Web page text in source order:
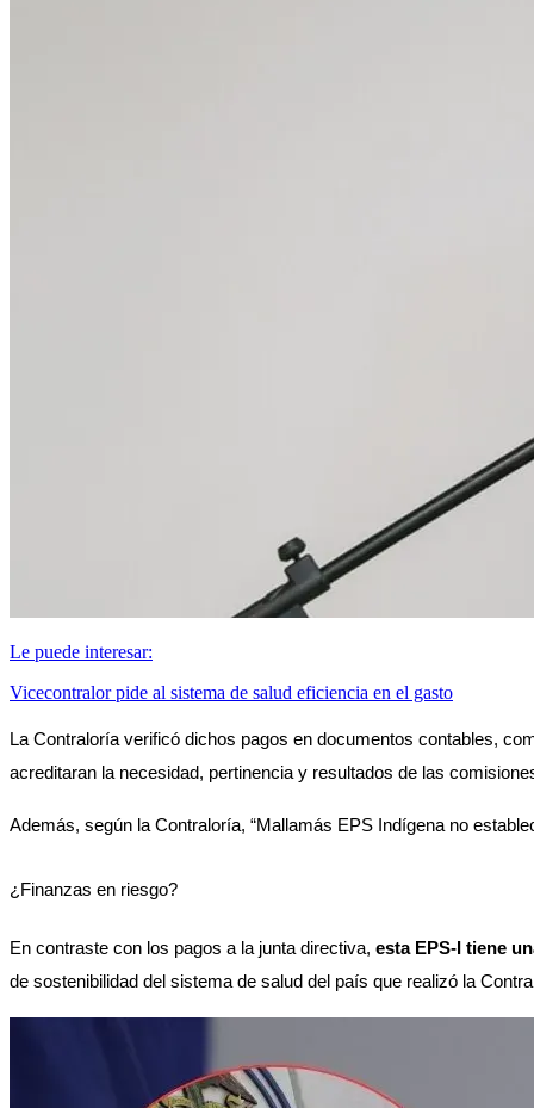
Le puede interesar:
Vicecontralor pide al sistema de salud eficiencia en el gasto
La Contraloría verificó dichos pagos en documentos contables,
acreditaran la necesidad, pertinencia y resultados de las
Además, según la Contraloría, “Mallamás EPS Indígena no
¿Finanzas en riesgo?
En contraste con los pagos a la junta directiva, esta EPS-I tiene
de sostenibilidad del sistema de salud del país que realizó la